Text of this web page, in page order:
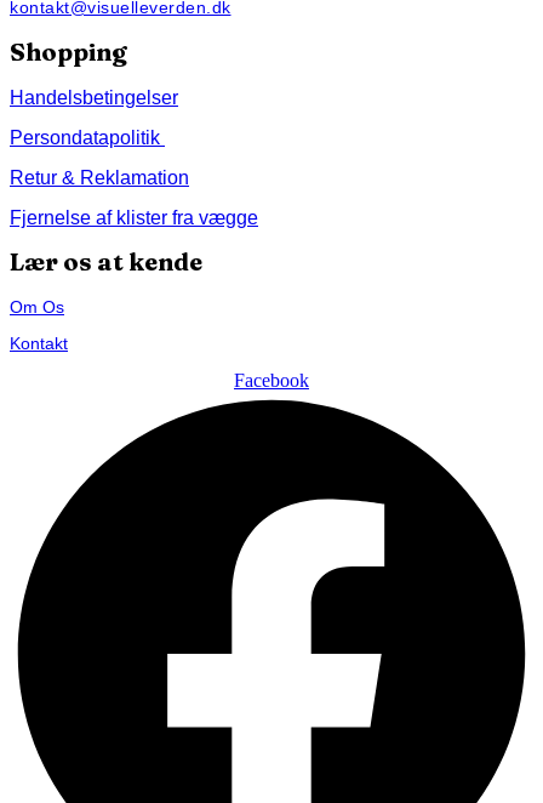
kontakt@visuelleverden.dk
Shopping
Handelsbetingelser
Persondatapolitik
Retur & Reklamation
Fjernelse af klister fra vægge
Lær os at kende
Om Os
Kontakt
Facebook